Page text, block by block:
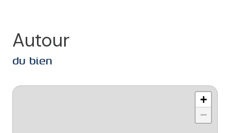
Autour
du bien
+
−